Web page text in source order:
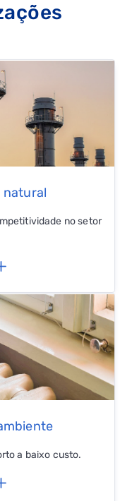
kW por 1.000 Kg/h
natural
no setor
a baixo custo.